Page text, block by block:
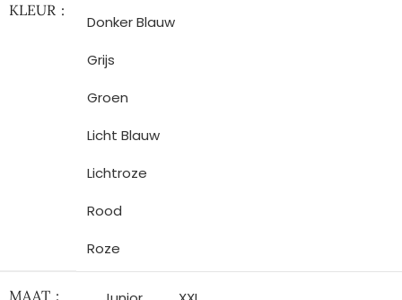
KLEUR
Donker Blauw
Grijs
Groen
Licht Blauw
Lichtroze
Rood
Roze
MAAT